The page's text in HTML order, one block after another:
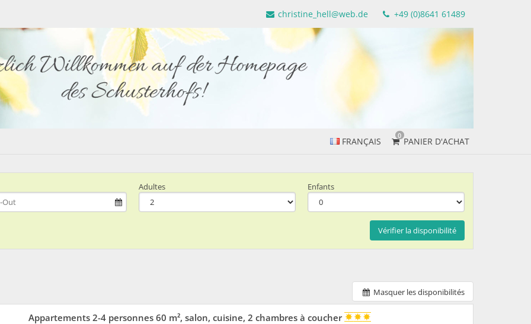
christine_hell@web.de +49 (0)8641 61489
FRANÇAIS
0
PANIER D'ACHAT
Adultes Enfants
Vérifier la disponibilité
Masquer les disponibilités
Appartements 2-4 personnes 60 m², salon, cuisine, 2 chambres à coucher